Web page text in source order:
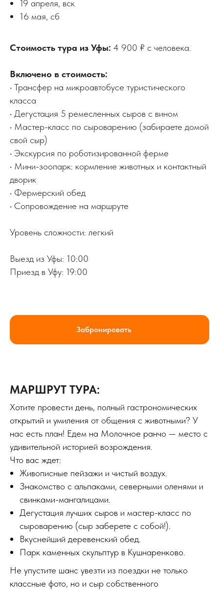
19 апреля, вск
16 мая, сб
Стоимость тура из Уфы: 4 900 ₽ с человека.
Включено в стоимость:
• Трансфер на микроавтобусе туристического
класса
• Дегустация 5 ремесленных сыров с вином
• Мастер-класс по сыроварению (забираете домой
свой сыр)
• Экскурсия по роботизированной ферме
• Мини-зоопарк: кормление животных и контактный
дворик
• Фермерский обед
• Сопровождение на маршруте
Уровень сложности: легкий
Выезд из Уфы: 10:00
Приезд в Уфу: 19:00
Забронировать
МАРШРУТ ТУРА:
Хотите провести день, полный гастрономических
открытий и умиления от общения с животными? У
нас есть план! Едем на Молочное ранчо — место с
удивительной историей возрождения.
Что вас ждет:
Живописные пейзажи и чистый воздух.
Знакомство с альпаками, северными оленями и
свинками-мангалицами.
Дегустация лучших сыров и мастер-класс по
сыроварению (сыр заберете с собой!).
Вкуснейший деревенский обед.
Парк каменных скульптур в Кушнаренково.
Не упустите шанс увезти из поездки не только
классные фото, но и сыр собственного